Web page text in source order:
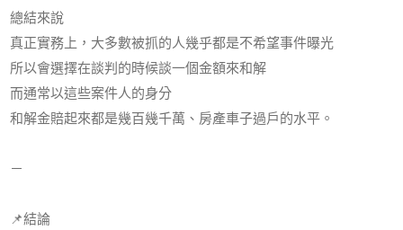
總結來說
真正實務上，大多數被抓的人幾乎都是不希望事件曝光
所以會選擇在談判的時候談一個金額來和解
而通常以這些案件人的身分
和解金賠起來都是幾百幾千萬、房產車子過戶的水平。
－
📌結論